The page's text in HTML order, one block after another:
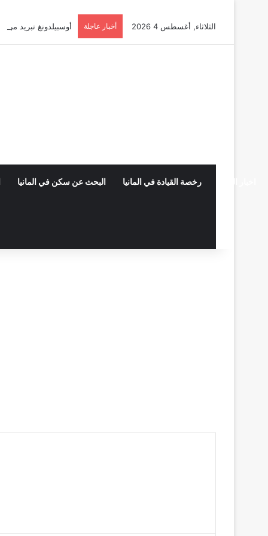
الثلاثاء, أغسطس 4 2026 أخبار عاجلة أوسبيلدونغ تبريد مراكز
رخصة القيادة في المانيا البحث عن سكن في المانيا